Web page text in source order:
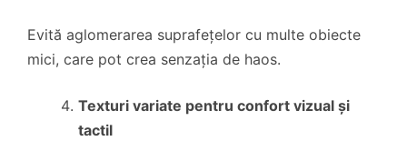
Evită aglomerarea suprafețelor cu multe obiecte
mici, care pot crea senzația de haos.
Texturi variate pentru confort vizual și
tactil